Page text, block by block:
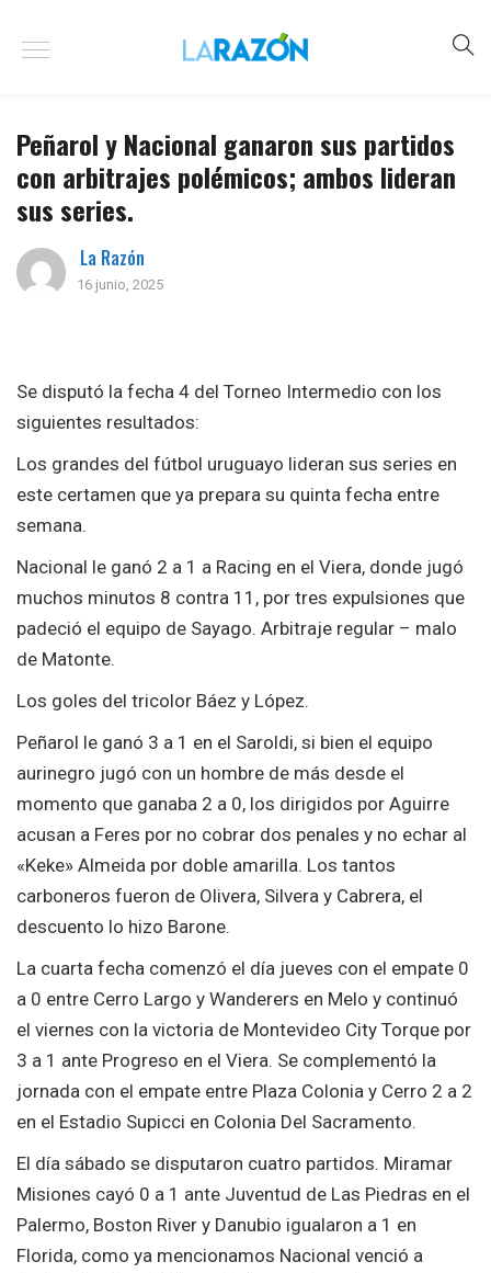
Peñarol y Nacional ganaron sus partidos
con arbitrajes polémicos; ambos lideran
sus series.
La Razón
16 junio, 2025
Se disputó la fecha 4 del Torneo Intermedio con los
siguientes resultados:
Los grandes del fútbol uruguayo lideran sus series en
este certamen que ya prepara su quinta fecha entre
semana.
Nacional le ganó 2 a 1 a Racing en el Viera, donde jugó
muchos minutos 8 contra 11, por tres expulsiones que
padeció el equipo de Sayago. Arbitraje regular – malo
de Matonte.
Los goles del tricolor Báez y López.
Peñarol le ganó 3 a 1 en el Saroldi, si bien el equipo
aurinegro jugó con un hombre de más desde el
momento que ganaba 2 a 0, los dirigidos por Aguirre
acusan a Feres por no cobrar dos penales y no echar al
«Keke» Almeida por doble amarilla. Los tantos
carboneros fueron de Olivera, Silvera y Cabrera, el
descuento lo hizo Barone.
La cuarta fecha comenzó el día jueves con el empate 0
a 0 entre Cerro Largo y Wanderers en Melo y continuó
el viernes con la victoria de Montevideo City Torque por
3 a 1 ante Progreso en el Viera. Se complementó la
jornada con el empate entre Plaza Colonia y Cerro 2 a 2
en el Estadio Supicci en Colonia Del Sacramento.
El día sábado se disputaron cuatro partidos. Miramar
Misiones cayó 0 a 1 ante Juventud de Las Piedras en el
Palermo, Boston River y Danubio igualaron a 1 en
Florida, como ya mencionamos Nacional venció a